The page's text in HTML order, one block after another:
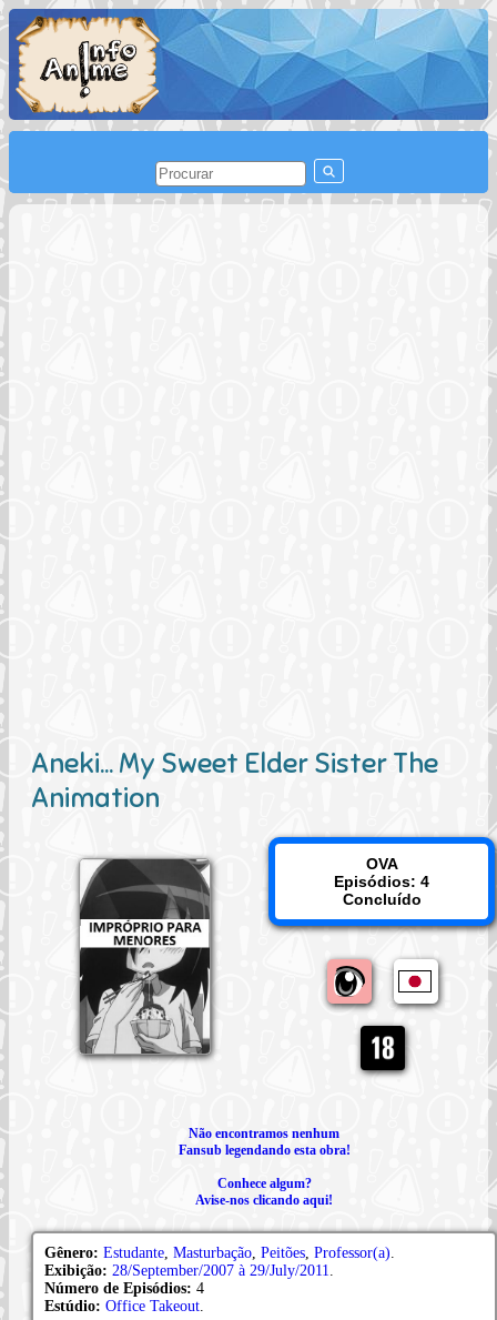
Aneki... My Sweet Elder Sister The
Animation
OVA
Episódios: 4
Concluído
Não encontramos nenhum
Fansub legendando esta obra!
Conhece algum?
Avise-nos clicando aqui!
Gênero: Estudante Masturbação Peitões Professor(a)
Exibição: 28/September/2007 à 29/July/2011
Número de Episódios: 4
Estúdio: Office Takeout